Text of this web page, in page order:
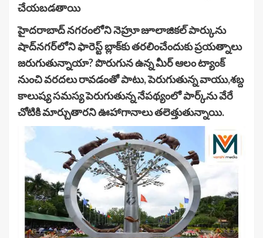
చేయబడతాయి
హైదరాబాద్ నగరంలోని నెహ్రూ జూలాజికల్ పార్కును
షాద్‌నగర్‌లోని ఫారెస్ట్ బ్లాక్‌కు తరలించేందుకు ప్రయత్నాలు
జరుగుతున్నాయా? పొరుగున ఉన్న మీర్ ఆలం ట్యాంక్
నుంచి వరదలు రావడంతో పాటు, పెరుగుతున్న వాయు,శబ్ద
కాలుష్య సమస్య పెరుగుతున్న నేపథ్యంలో పార్క్‌ను వేరే
చోటికి మార్చుతారని ఊహాగానాలు తలెత్తుతున్నాయి.